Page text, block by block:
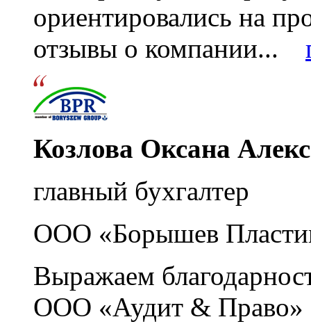
ориентировались на
отзывы о компании...
Козлова Оксана
главный бухгалтер
ООО «Борышев
Выражаем
ООО «Аудит & Право»